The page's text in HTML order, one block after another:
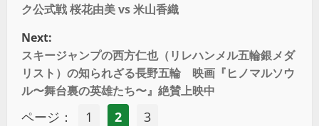
ク公式戦 桜花由美 vs 米山香織
Next:
スキージャンプの西方仁也（リレハンメル五輪銀メダ
リスト）の知られざる長野五輪 映画『ヒノマルソウ
ル〜舞台裏の英雄たち〜』絶賛上映中
ページ： 1 2 3